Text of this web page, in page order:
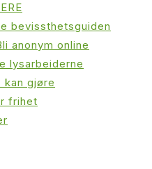
bevissthetsguiden
anonym online
lysarbeiderne
kan gjøre
frihet